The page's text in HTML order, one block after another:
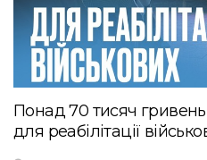
Понад 70 тисяч
для реабілітації